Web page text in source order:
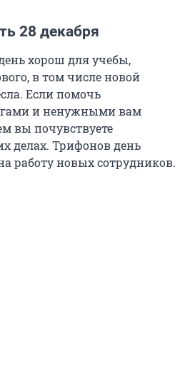
28 декабря
хорош для учебы,
в том числе новой
Если помочь
и ненужными вам
вы почувствуете
делах. Трифонов день
работу новых сотрудников.